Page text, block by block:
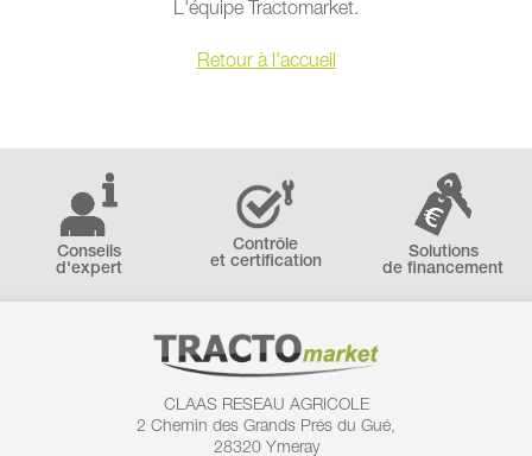
L'équipe Tractomarket.
Retour à l'accueil
Conseils
d'expert
Contrôle
et certification
Solutions
de financement
CLAAS RESEAU AGRICOLE
2 Chemin des Grands Prés du Gué,
28320 Ymeray